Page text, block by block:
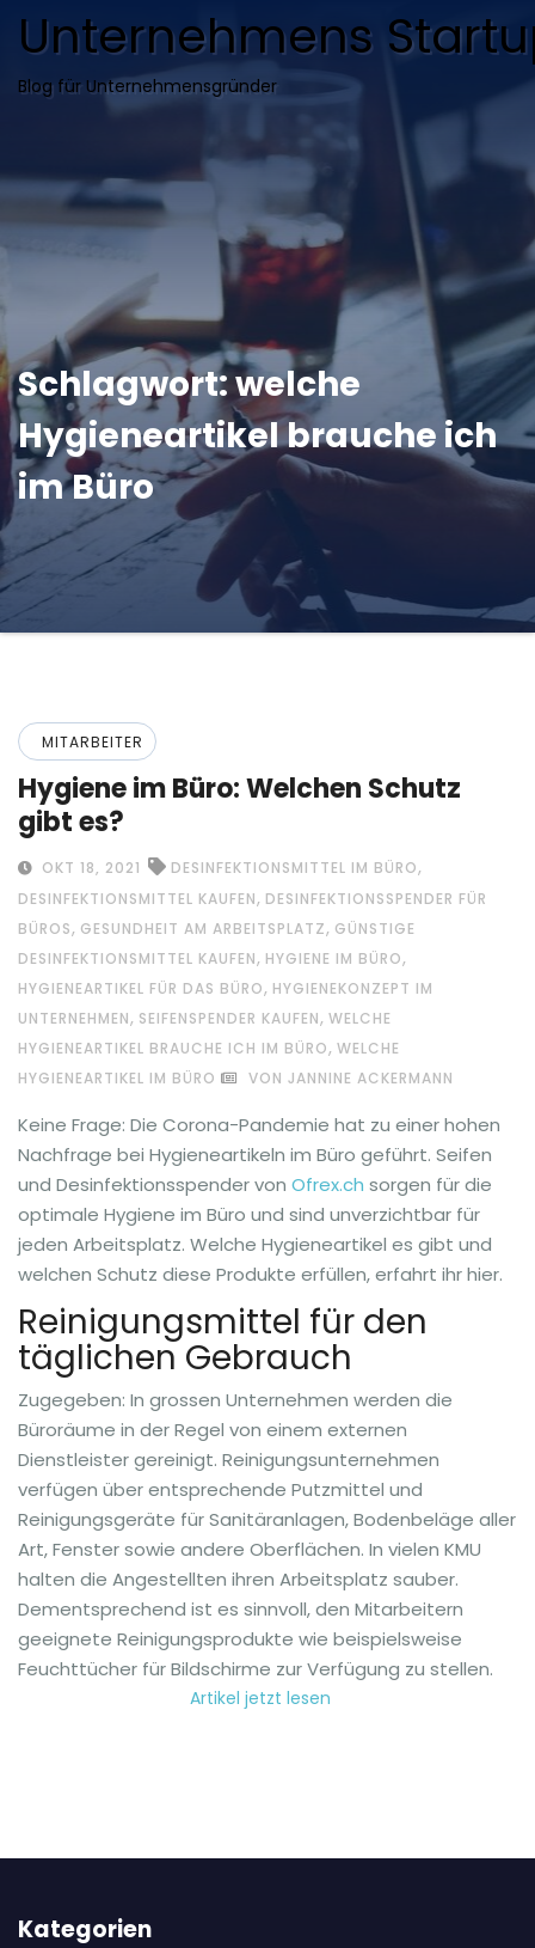
Unternehmens
Blog für Unternehmensgründer
Schlagwort:welche
Hygieneartikel brauche ich
im Büro
MITARBEITER
Hygiene im Büro: Welchen Schutz
gibt es?
OKT 18, 2021 DESINFEKTIONSMITTEL IM BÜRO,
DESINFEKTIONSMITTEL KAUFEN, DESINFEKTIONSSPENDER FÜR
BÜROS, GESUNDHEIT AM ARBEITSPLATZ, GÜNSTIGE
DESINFEKTIONSMITTEL KAUFEN, HYGIENE IM BÜRO,
HYGIENEARTIKEL FÜR DAS BÜRO, HYGIENEKONZEPT IM
UNTERNEHMEN, SEIFENSPENDER KAUFEN, WELCHE
HYGIENEARTIKEL BRAUCHE ICH IM BÜRO, WELCHE
HYGIENEARTIKEL IM BÜRO
VON JANNINE ACKERMANN
Keine Frage: Die Corona-Pandemie hat zu einer hohen
Nachfrage bei Hygieneartikeln im Büro geführt. Seifen
und Desinfektionsspender von Ofrex.ch sorgen für die
optimale Hygiene im Büro und sind unverzichtbar für
jeden Arbeitsplatz. Welche Hygieneartikel es gibt und
welchen Schutz diese Produkte erfüllen, erfahrt ihr hier.
Reinigungsmittel für den
täglichen Gebrauch
Zugegeben: In grossen Unternehmen werden die
Büroräume in der Regel von einem externen
Dienstleister gereinigt. Reinigungsunternehmen
verfügen über entsprechende Putzmittel und
Reinigungsgeräte für Sanitäranlagen, Bodenbeläge aller
Art, Fenster sowie andere Oberflächen. In vielen KMU
halten die Angestellten ihren Arbeitsplatz sauber.
Dementsprechend ist es sinnvoll, den Mitarbeitern
geeignete Reinigungsprodukte wie beispielsweise
Feuchttücher für Bildschirme zur Verfügung zu stellen.
Artikel jetzt lesen
Kategorien